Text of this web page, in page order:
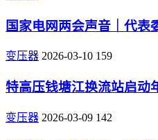
国家电网两会声音｜代表
变压器 2026-03-10 159
特高压钱塘江换流站启动
变压器 2026-03-09 142